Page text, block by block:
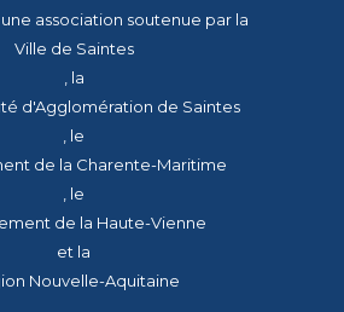
une association soutenue par la
Ville de Saintes
, la
d'Agglomération de Saintes
, le
de la Charente-Maritime
, le
de la Haute-Vienne
et la
Nouvelle-Aquitaine